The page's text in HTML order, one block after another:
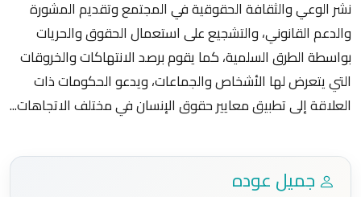
نشر الوعي والثقافة الحقوقية في المجتمع وتقديم المشورة
والدعم القانوني، والتشجيع على استعمال الحقوق والحريات
بواسطة الطرق السلمية، كما يقوم برصد الانتهاكات والخروقات
التي يتعرض لها الأشخاص والجماعات، ويدعو الحكومات ذات
العلاقة إلى تطبيق معايير حقوق الإنسان في مختلف الاتجاهات...
جميل عوده